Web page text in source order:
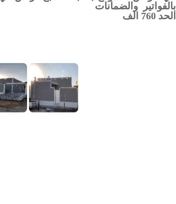
بالفواتير والضمانات
الحد 760 الف